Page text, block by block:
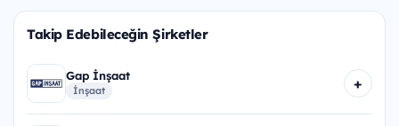
Takip Edebileceğin Şirketler
Gap İnşaat
İnşaat +